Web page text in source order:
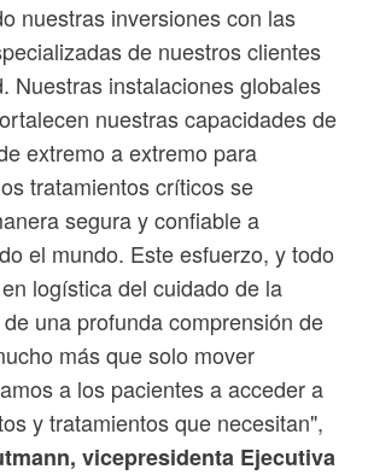
nuestras inversiones con las
de nuestros clientes
Nuestras instalaciones globales
nuestras capacidades de
extremo a extremo para
tratamientos críticos se
segura y confiable a
el mundo. Este esfuerzo, y todo
logística del cuidado de la
una profunda comprensión de
más que solo mover
a los pacientes a acceder a
y tratamientos que necesitan",
vicepresidenta Ejecutiva